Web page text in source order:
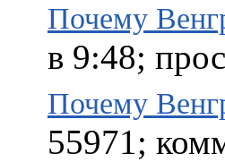
Почему
в 9:48;
Почему
55971;